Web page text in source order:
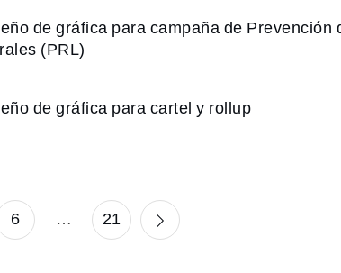
Diseño de gráfica para
Prevención de Riesgos
Diseño de gráfica para
6 … 21